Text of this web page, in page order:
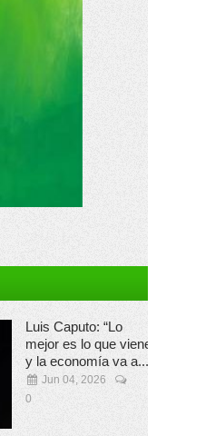
Luis Caputo: “Lo
mejor es lo que viene
y la economía va a...
Jun 04, 2026
0